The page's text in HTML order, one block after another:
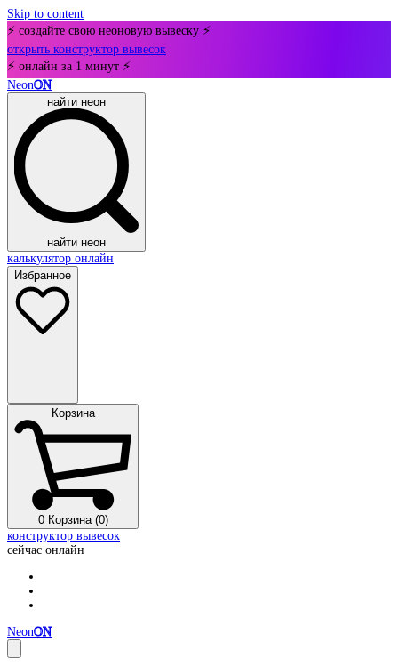
Skip to content
⚡ создайте свою неоновую вывеску ⚡
открыть конструктор вывесок
⚡ онлайн за 1 минут ⚡
NeonON
найти неон
найти неон
калькулятор онлайн
Избранное
Корзина
0 Корзина (0)
конструктор вывесок
сейчас онлайн
NeonON